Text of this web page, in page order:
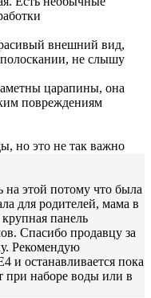
внешний вид,
не слышу
царапины, она
повреждениям
но это не так важно
на этой потому что была
для родителей, мама в
панель
Спасибо продавцу за
Рекомендую
и останавливается пока
при наборе воды или в